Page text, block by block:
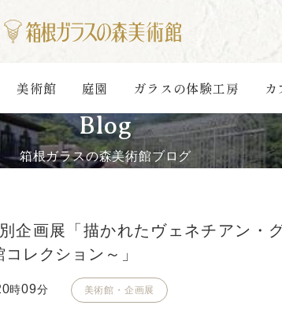
美術館 庭園 ガラスの体験工房
Blog
箱根ガラスの森美術館ブログ
企画展「描かれたヴェネチアン・
レクション～」
時09分 美術館・企画展